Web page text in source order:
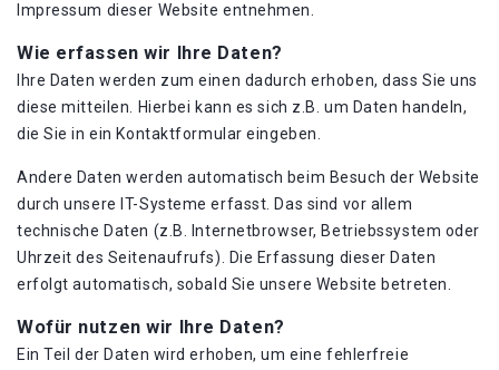
Impressum dieser Website entnehmen.
Wie erfassen wir Ihre Daten?
Ihre Daten werden zum einen dadurch erhoben, dass Sie uns
diese mitteilen. Hierbei kann es sich z.B. um Daten handeln,
die Sie in ein Kontaktformular eingeben.
Andere Daten werden automatisch beim Besuch der Website
durch unsere IT-Systeme erfasst. Das sind vor allem
technische Daten (z.B. Internetbrowser, Betriebssystem oder
Uhrzeit des Seitenaufrufs). Die Erfassung dieser Daten
erfolgt automatisch, sobald Sie unsere Website betreten.
Wofür nutzen wir Ihre Daten?
Ein Teil der Daten wird erhoben, um eine fehlerfreie